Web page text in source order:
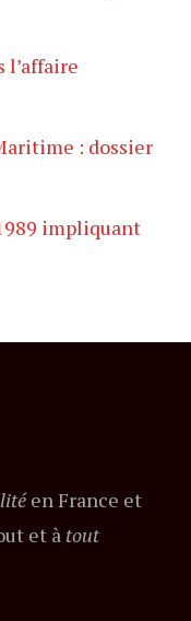
: dossier
impliquant
en France et
et à tout